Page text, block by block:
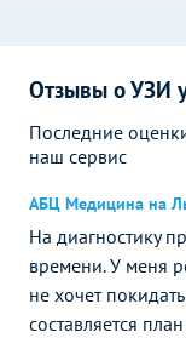
Отзывы о УЗИ
Последние
наш сервис
АБЦ Медицина на
На диагностику
времени. У меня
не хочет
составляется